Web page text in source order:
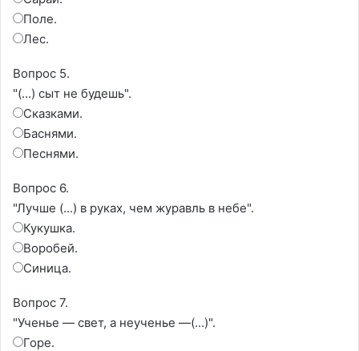
Поле.
Лес.
Вопрос 5.
"(...) сыт не будешь".
Сказками.
Баснями.
Песнями.
Вопрос 6.
"Лучше (...) в руках, чем журавль в небе".
Кукушка.
Воробей.
Синица.
Вопрос 7.
"Ученье — свет, а неученье —(...)".
Горе.